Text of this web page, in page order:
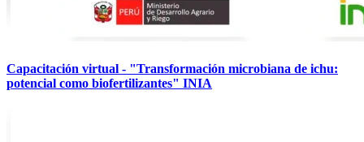
Capacitación virtual - "Transformación microbiana de ichu:
potencial como biofertilizantes" INIA